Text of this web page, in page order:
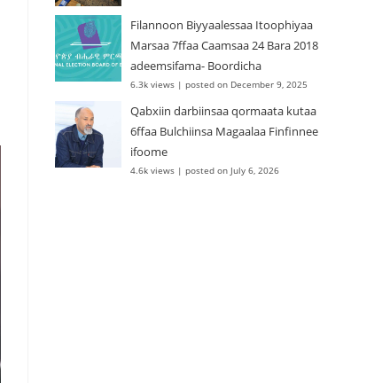
Filannoon Biyyaalessaa Itoophiyaa
Marsaa 7ffaa Caamsaa 24 Bara 2018
adeemsifama- Boordicha
6.3k views | posted on December 9, 2025
Qabxiin darbiinsaa qormaata kutaa
6ffaa Bulchiinsa Magaalaa Finfinnee
ifoome
4.6k views | posted on July 6, 2026